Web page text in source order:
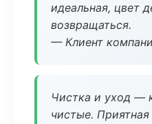
идеальная, цвет
возвращаться.
— Клиент
Чистка и уход —
чистые.